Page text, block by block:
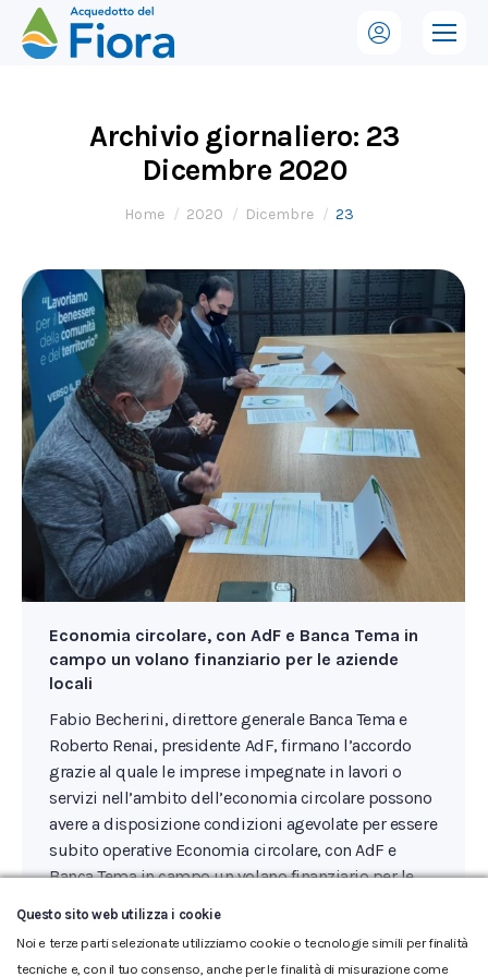
Archivio giornaliero: 23
Dicembre 2020
Tu sei qui:
Home 2020 Dicembre 23
Economia circolare, con AdF e Banca Tema in
campo un volano finanziario per le aziende
locali
Fabio Becherini, direttore generale Banca Tema e
Roberto Renai, presidente AdF, firmano l’accordo
grazie al quale le imprese impegnate in lavori o
servizi nell’ambito dell’economia circolare possono
avere a disposizione condizioni agevolate per essere
subito operative Economia circolare, con AdF e
Banca Tema in campo un volano finanziario per le
Questo sito web utilizza i cookie
Noi e terze parti selezionate utilizziamo cookie o tecnologie simili per finalità
tecniche e, con il tuo consenso, anche per le finalità di misurazione come